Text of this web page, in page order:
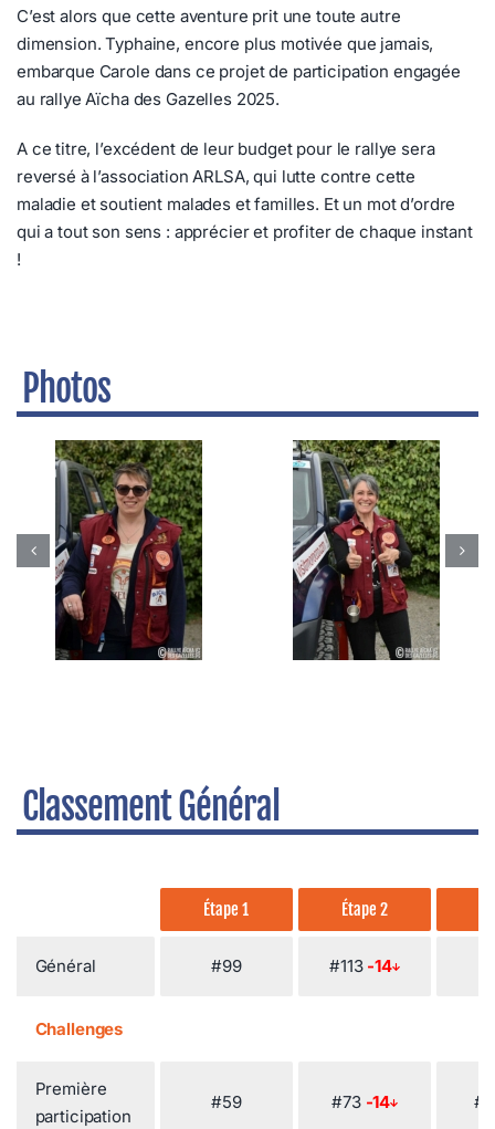
C’est alors que cette aventure prit une toute autre
dimension. Typhaine, encore plus motivée que jamais,
embarque Carole dans ce projet de participation engagée
au rallye Aïcha des Gazelles 2025.
A ce titre, l’excédent de leur budget pour le rallye sera
reversé à l’association ARLSA, qui lutte contre cette
maladie et soutient malades et familles. Et un mot d’ordre
qui a tout son sens : apprécier et profiter de chaque instant
!
Photos
Classement Général
Étape 1 Étape 2
Général #99 #113 -14
Challenges
Première
participation
#59 #73 -14